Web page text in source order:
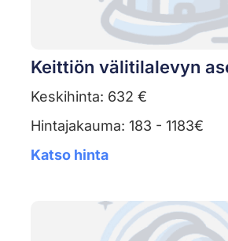
Keittiön välitilalevyn
Keskihinta: 632 €
Hintajakauma: 183 - 1183€
Katso hinta